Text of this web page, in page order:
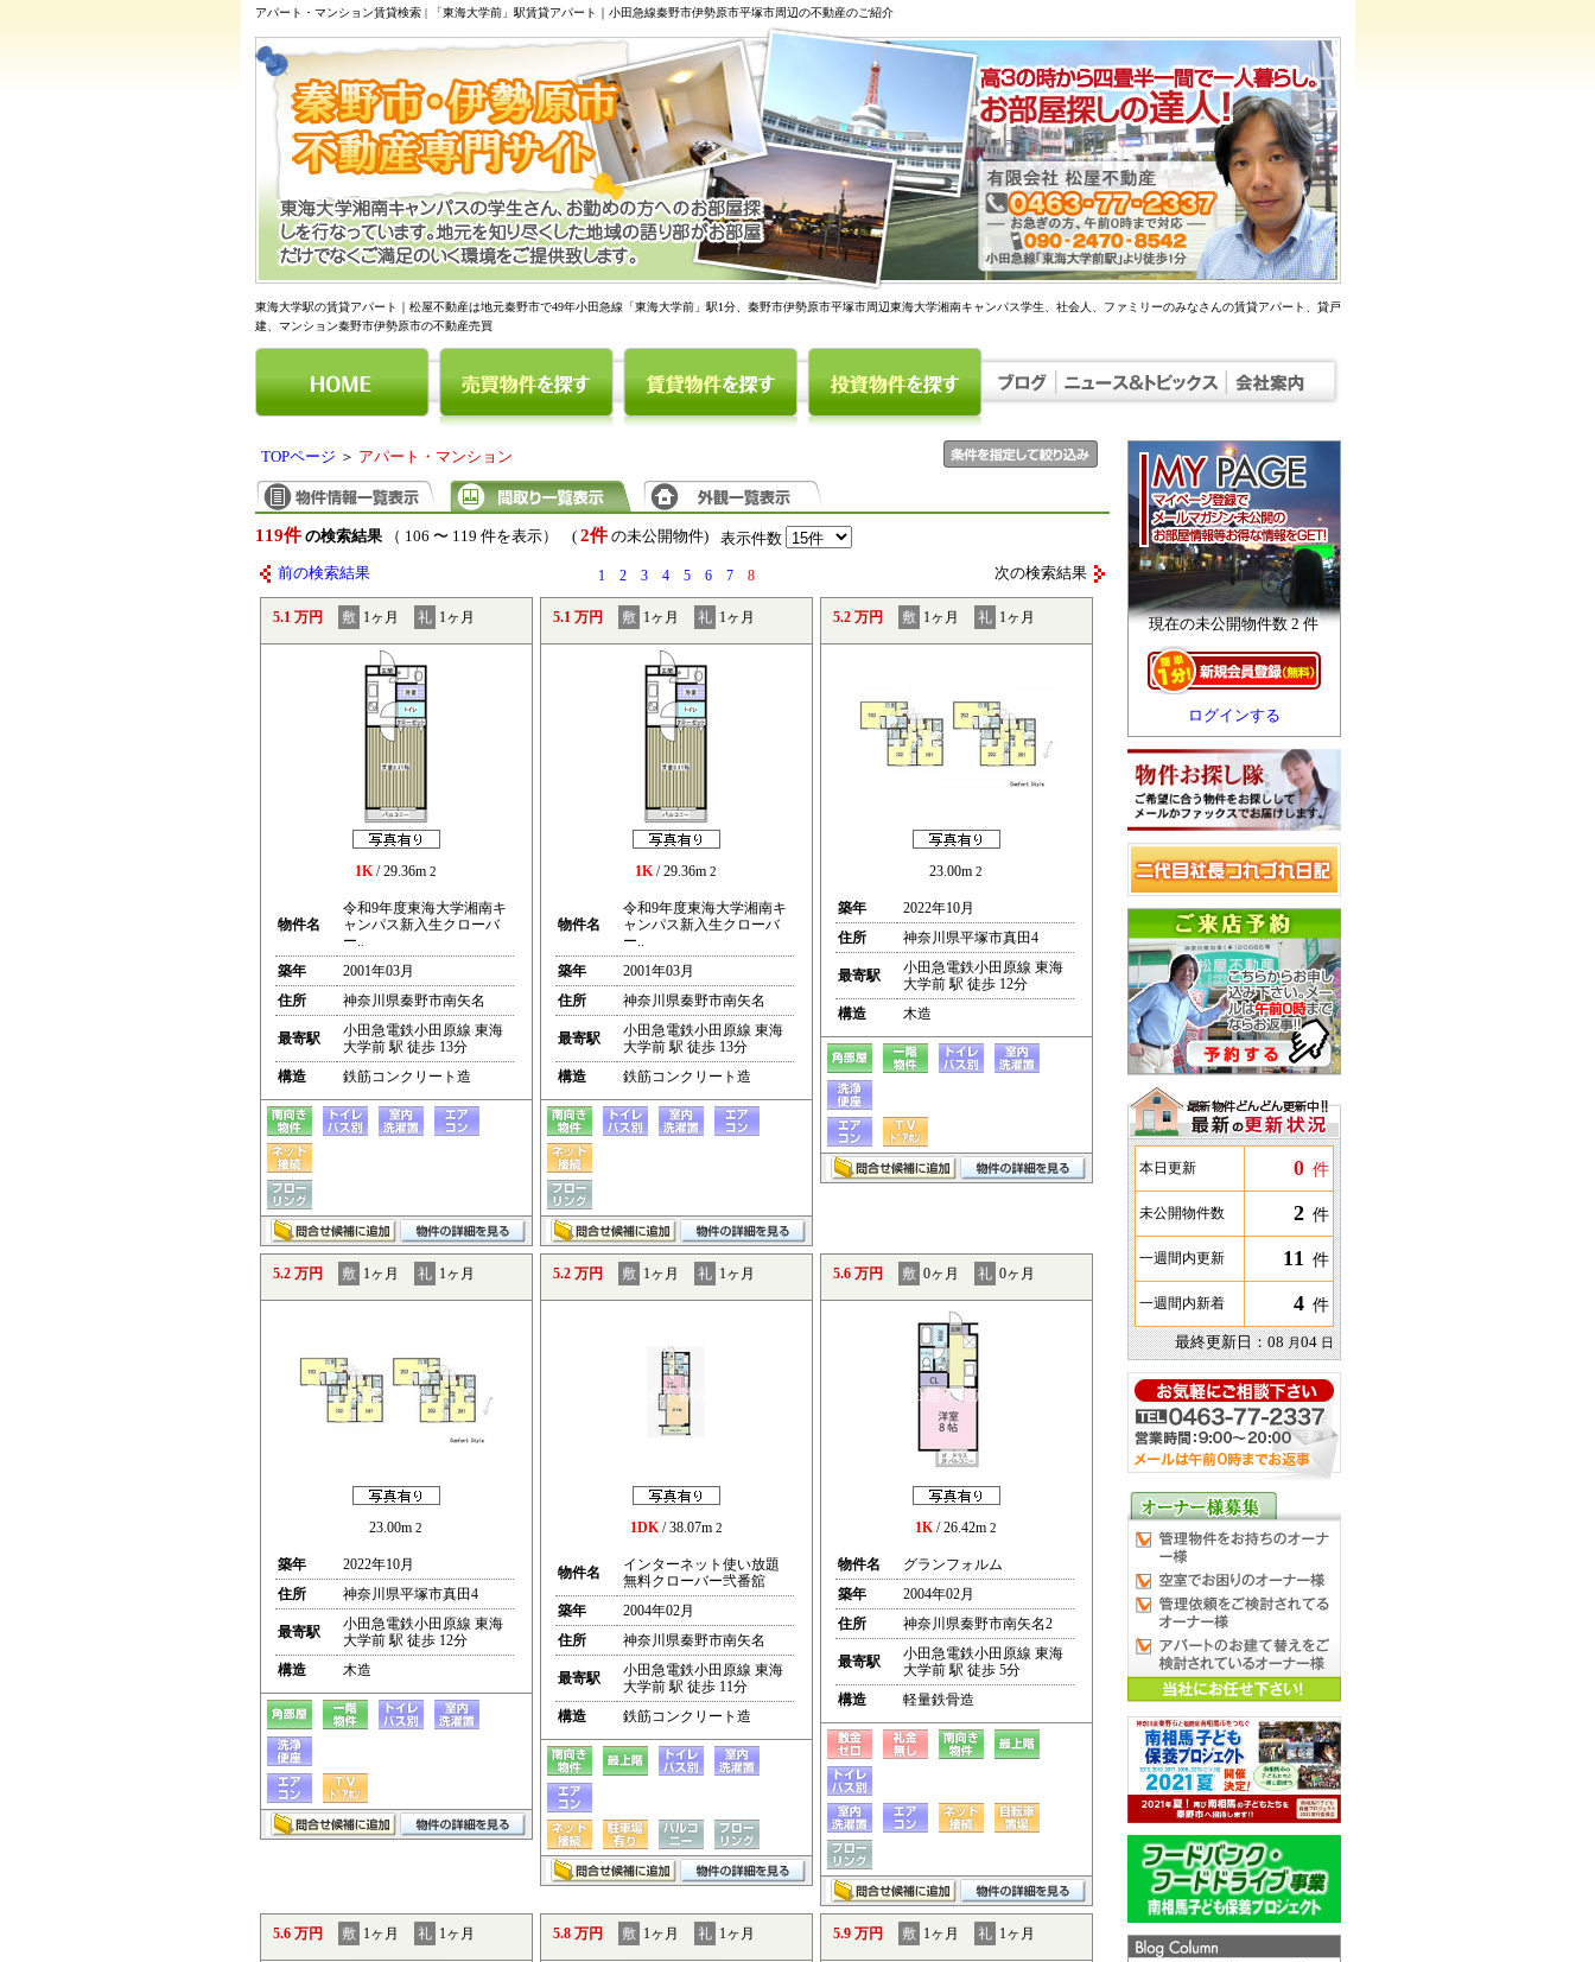
アパート・マンション賃貸検索 | 「東海大学前」駅賃貸アパート｜小田急線秦野市伊勢原市平塚市周辺の不動産のご紹介
東海大学駅の賃貸アパート｜松屋不動産は地元秦野市で49年小田急線「東海大学前」駅1分、秦野市伊勢原市平塚市周辺東海大学湘南キャンパス学生、社会人、ファミリーのみなさんの賃貸アパート、貸戸
建、マンション秦野市伊勢原市の不動産売買
現在の未公開物件数 2 件
ログインする
本日更新 0 件
未公開物件数 2 件
一週間内更新 11 件
一週間内新着 4 件
最終更新日：08 月04 日
TOPページ ＞ アパート・マンション
119件 の検索結果（ 106 〜 119 件を表示） ( 2件の未公開物件) 表示件数
前の検索結果 1 2 3 4 5 6 7 8 次の検索結果
5.1 万円 敷 1ヶ月 礼 1ヶ月
1K/ 29.36m 2
物件名
令和9年度東海大学湘南キ
ャンパス新入生クローバ
ー..
築年
2001年03月
住所
神奈川県秦野市南矢名
最寄駅
小田急電鉄小田原線 東海
大学前 駅 徒歩 13分
構造
鉄筋コンクリート造
5.1 万円 敷 1ヶ月 礼 1ヶ月
1K/ 29.36m 2
物件名
令和9年度東海大学湘南キ
ャンパス新入生クローバ
ー..
築年
2001年03月
住所
神奈川県秦野市南矢名
最寄駅
小田急電鉄小田原線 東海
大学前 駅 徒歩 13分
構造
鉄筋コンクリート造
5.2 万円 敷 1ヶ月 礼 1ヶ月
23.00m 2
築年
2022年10月
住所
神奈川県平塚市真田4
最寄駅
小田急電鉄小田原線 東海
大学前 駅 徒歩 12分
構造
木造
5.2 万円 敷 1ヶ月 礼 1ヶ月
23.00m 2
築年
2022年10月
住所
神奈川県平塚市真田4
最寄駅
小田急電鉄小田原線 東海
大学前 駅 徒歩 12分
構造
木造
5.2 万円 敷 1ヶ月 礼 1ヶ月
1DK/ 38.07m 2
物件名
インターネット使い放題
無料クローバー弐番舘
築年
2004年02月
住所
神奈川県秦野市南矢名
最寄駅
小田急電鉄小田原線 東海
大学前 駅 徒歩 11分
構造
鉄筋コンクリート造
5.6 万円 敷 0ヶ月 礼 0ヶ月
1K/ 26.42m 2
物件名
グランフォルム
築年
2004年02月
住所
神奈川県秦野市南矢名2
最寄駅
小田急電鉄小田原線 東海
大学前 駅 徒歩 5分
構造
軽量鉄骨造
5.6 万円 敷 1ヶ月 礼 1ヶ月 5.8 万円 敷 1ヶ月 礼 1ヶ月 5.9 万円 敷 1ヶ月 礼 1ヶ月